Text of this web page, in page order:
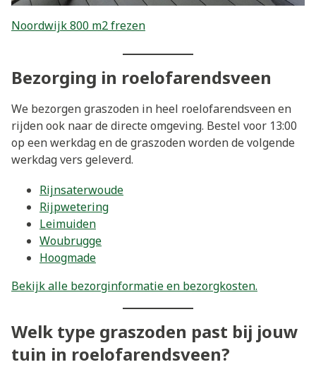
Noordwijk 800 m2 frezen
Bezorging in roelofarendsveen
We bezorgen graszoden in heel roelofarendsveen en
rijden ook naar de directe omgeving. Bestel voor 13:00
op een werkdag en de graszoden worden de volgende
werkdag vers geleverd.
Rijnsaterwoude
Rijpwetering
Leimuiden
Woubrugge
Hoogmade
Bekijk alle bezorginformatie en bezorgkosten.
Welk type graszoden past bij jouw
tuin in roelofarendsveen?